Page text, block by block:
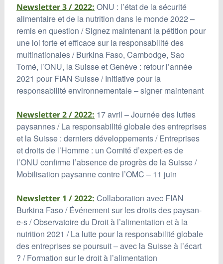
Newsletter 3 / 2022: ONU : l’état de la sécurité
alimentaire et de la nutrition dans le monde 2022 –
remis en question / Signez maintenant la pétition pour
une loi forte et efficace sur la responsabilité des
multinationales / Burkina Faso, Cambodge, Sao
Tomé, l’ONU, la Suisse et Genève : retour l’année
2021 pour FIAN Suisse / Initiative pour la
responsabilité environnementale – signer maintenant
Newsletter 2 / 2022: 17 avril – Journée des luttes
paysannes / La responsabilité globale des entreprises
et la Suisse : derniers développements / Entreprises
et droits de l’Homme : un Comité d’expert·es de
l’ONU confirme l’absence de progrès de la Suisse /
Mobilisation paysanne contre l’OMC – 11 juin
Newsletter 1 / 2022: Collaboration avec FIAN
Burkina Faso / Événement sur les droits des paysan-
e-s / Observatoire du Droit à l’alimentation et à la
nutrition 2021 / La lutte pour la responsabilité globale
des entreprises se poursuit – avec la Suisse à l’écart
? / Formation sur le droit à l’alimentation